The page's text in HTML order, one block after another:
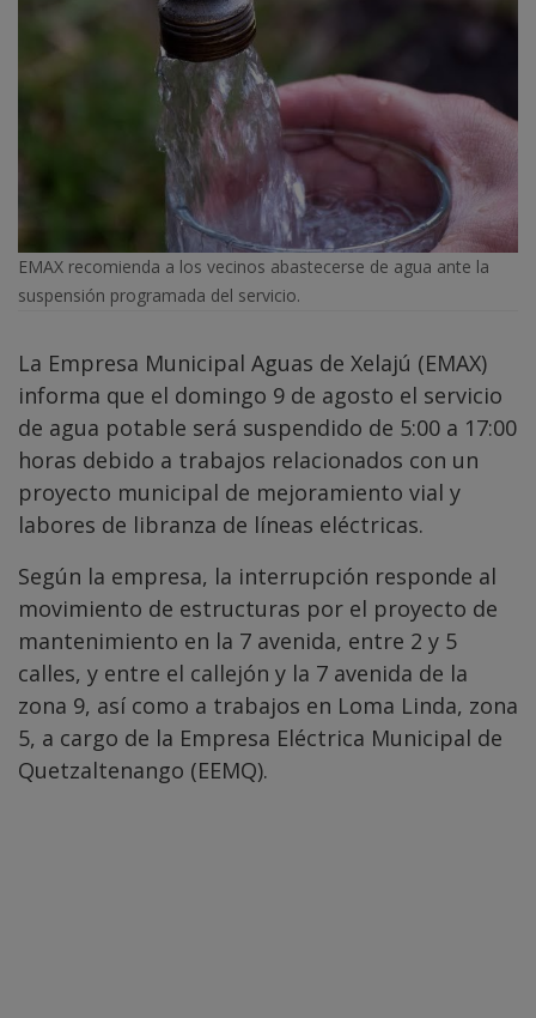
EMAX recomienda a los vecinos abastecerse de agua ante la
suspensión programada del servicio.
La Empresa Municipal Aguas de Xelajú (EMAX)
informa que el domingo 9 de agosto el servicio
de agua potable será suspendido de 5:00 a 17:00
horas debido a trabajos relacionados con un
proyecto municipal de mejoramiento vial y
labores de libranza de líneas eléctricas.
Según la empresa, la interrupción responde al
movimiento de estructuras por el proyecto de
mantenimiento en la 7 avenida, entre 2 y 5
calles, y entre el callejón y la 7 avenida de la
zona 9, así como a trabajos en Loma Linda, zona
5, a cargo de la Empresa Eléctrica Municipal de
Quetzaltenango (EEMQ).